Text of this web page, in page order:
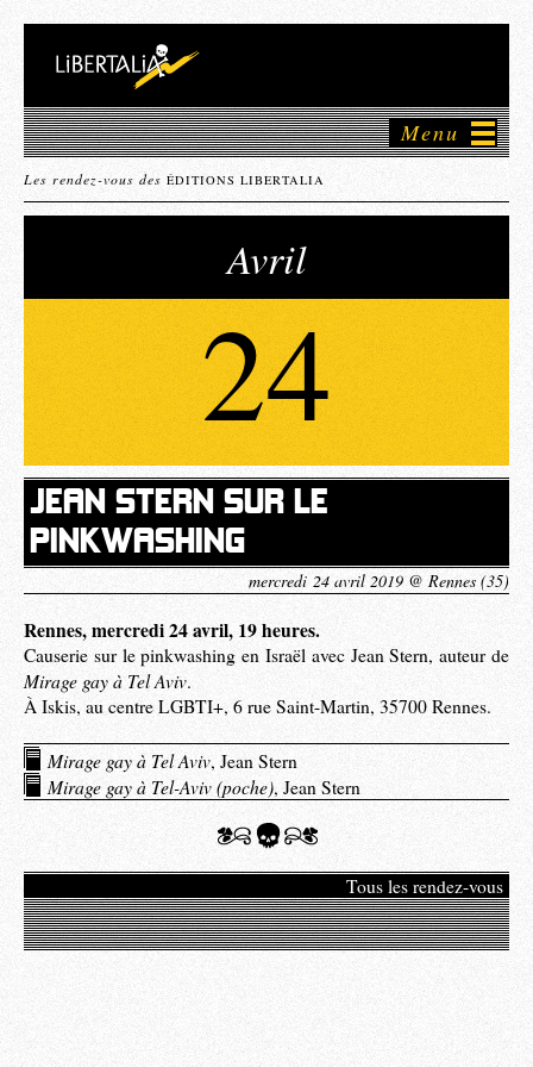
Menu
Les rendez-vous des ÉDITIONS LIBERTALIA
JEAN STERN SUR LE
PINKWASHING
mercredi 24 avril 2019 @ Rennes (35)
24
Avril
Rennes, mercredi 24 avril, 19 heures.
Causerie sur le pinkwashing en Israël avec Jean Stern, auteur de
Mirage gay à Tel Aviv.
À Iskis, au centre LGBTI+, 6 rue Saint-Martin, 35700 Rennes.
Mirage gay à Tel Aviv, Jean Stern
Mirage gay à Tel-Aviv (poche), Jean Stern
Tous les rendez-vous